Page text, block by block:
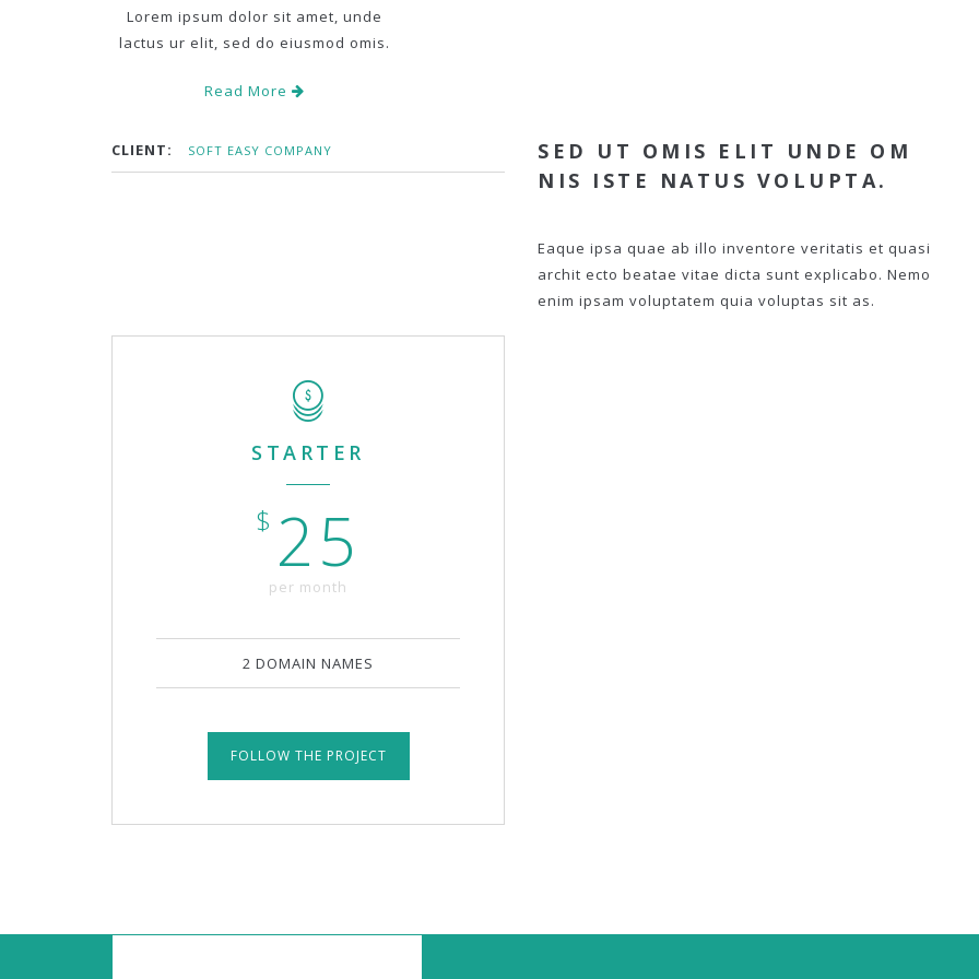
Lorem ipsum dolor sit amet, unde
lactus ur elit, sed do eiusmod omis.
Read More
CLIENT: SOFT EASY COMPANY
SED UT OMIS ELIT UNDE OM
NIS ISTE NATUS VOLUPTA.
Eaque ipsa quae ab illo inventore veritatis et quasi
archit ecto beatae vitae dicta sunt explicabo. Nemo
enim ipsam voluptatem quia voluptas sit as.
STARTER
$ 25
per month
2 DOMAIN NAMES
FOLLOW THE PROJECT